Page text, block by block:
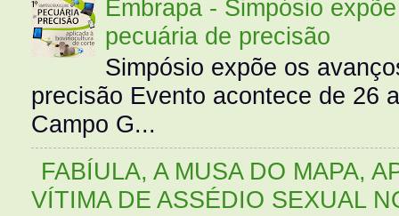
Embrapa - Simpósio
pecuária de precisão
Simpósio expõe os
precisão Evento acontece de 26
Campo G...
FABÍULA, A MUSA DO MAPA,
VÍTIMA DE ASSÉDIO SEXUAL